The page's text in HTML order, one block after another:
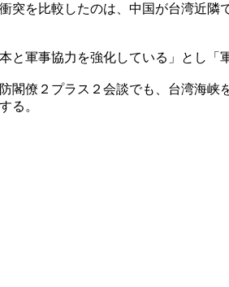
突を比較したのは、中国が台湾近
軍事協力を強化している」とし「
僚２プラス２会談でも、台湾海
る。